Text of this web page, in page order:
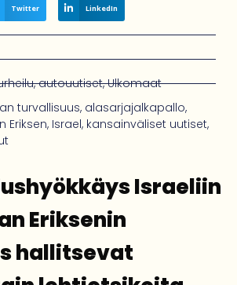
Twitter LinkedIn
,autouutiset,Ulkomaat
turvallisuus, alasarjajalkapallo,
Eriksen, Israel, kansainväliset uutiset,
Israeliin
Eriksenin
hallitsevat